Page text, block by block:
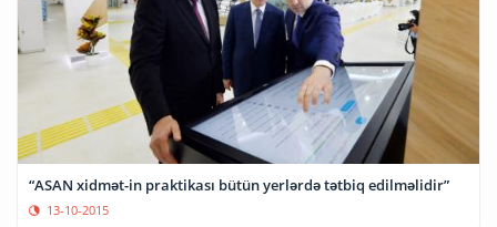
“ASAN xidmət-in praktikası bütün yerlərdə tətbiq edilməlidir”
13-10-2015